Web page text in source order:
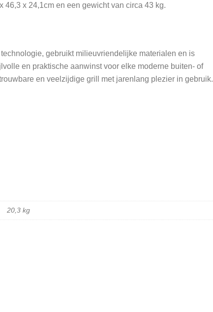
46,3 x 24,1cm en een gewicht van circa 43 kg.
gebruikt milieuvriendelijke materialen en is
en praktische aanwinst voor elke moderne buiten- of
en veelzijdige grill met jarenlang plezier in gebruik.
20,3 kg